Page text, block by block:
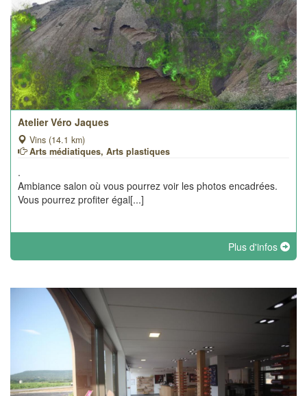
Atelier Véro Jaques
Vins (14.1 km)
Arts médiatiques, Arts plastiques
.
Ambiance salon où vous pourrez voir les photos encadrées.
Vous pourrez profiter égal[...]
Plus d'infos